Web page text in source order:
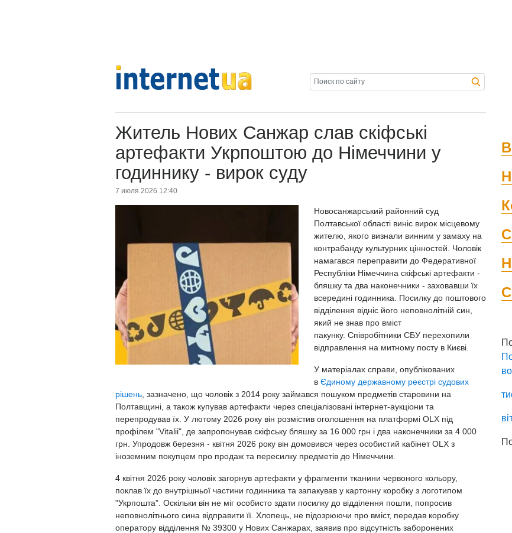
Житель Нових Санжар слав скіфські
артефакти Укрпоштою до Німеччини у
годиннику - вирок суду
7 июля 2026 12:40
Новосанжарський районний суд
Полтавської області виніс вирок місцевому
жителю, якого визнали винним у замаху на
контрабанду культурних цінностей. Чоловік
намагався переправити до Федеративної
Республіки Німеччина скіфські артефакти -
бляшку та два наконечники - заховавши їх
всередині годинника. Посилку до поштового
відділення відніс його неповнолітній син,
який не знав про вміст
пакунку. Співробітники СБУ перехопили
відправлення на митному посту в Києві.
У матеріалах справи, опублікованих
в Єдиному державному реєстрі судових
рішень , зазначено, що чоловік з 2014 року займався пошуком предметів старовини на
Полтавщині, а також купував артефакти через спеціалізовані інтернет-аукціони та
перепродував їх. У лютому 2026 року він розмістив оголошення на платформі OLX під
профілем "Vitalii", де запропонував скіфську бляшку за 16 000 грн і два наконечники за 4 000
грн. Упродовж березня - квітня 2026 року він домовився через особистий кабінет OLX з
іноземним покупцем про продаж та пересилку предметів до Німеччини.
4 квітня 2026 року чоловік загорнув артефакти у фрагменти тканини червоного кольору,
поклав їх до внутрішньої частини годинника та запакував у картонну коробку з логотипом
"Укрпошта". Оскільки він не міг особисто здати посилку до відділення пошти, попросив
неповнолітнього сина відправити її. Хлопець, не підозрюючи про вміст, передав коробку
оператору відділення № 39300 у Нових Санжарах, заявив про відсутність заборонених